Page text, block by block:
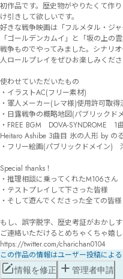
初作品です。歴史物がやりたくて作
け引きして欲しいです。
好きな戦争映画は「フルメタル・ジャ
「ゴールデンカムイ」と「坂の上の
戦争ものでやってみました。シナリ
人ロールプレイをぜひお楽しみくださ
使わせていただいたもの
・イラストAC(フリー素材)
・軍人メーカー(レマ様)使用許可取得
・日露戦争の概略地図(パブリックド
・FREE BGM　DOVA-SYNDROME
Heitaro Ashibe 3曲目 氷の人形 by のる
・フリー絵画(パブリックドメイン)
Special thanks！
・推理相談に乗ってくれたM106さん
・テストプレイして下さった皆様
・そして遊んでくださった全ての皆様
もし、誤字脱字、歴史考証がおかし
ご連絡いただけるとめちゃくちゃ嬉し
https://twitter.com/charichan0104
この作品の情報はユーザー投稿によ
情報を修正 管理者申請